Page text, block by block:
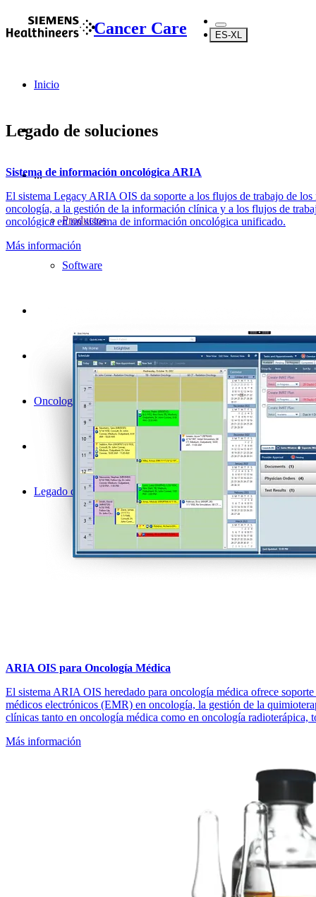
Cancer Care ES-XL
Inicio
...
Productos
Software
Oncología digital
Legado de soluciones
Legado de soluciones
Sistema de información oncológica ARIA
El sistema Legacy ARIA OIS da soporte a los flujos de trabajo de
oncología, a la gestión de la información clínica y a los flujos de
oncológica en un sistema de información oncológica unificado.
Más información
ARIA OIS para Oncología Médica
El sistema ARIA OIS heredado para oncología médica ofrece
médicos electrónicos (EMR) en oncología, la gestión de la
clínicas tanto en oncología médica como en oncología radioterápica,
Más información